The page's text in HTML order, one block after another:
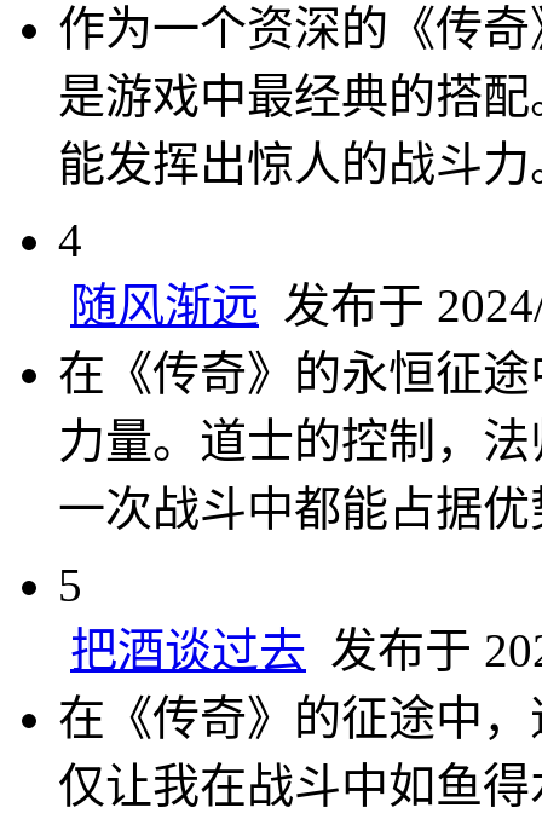
作为一个资深的《传
是游戏中最经典的搭
能发挥出惊人的战斗力
4
随风渐远 发布于
在《传奇》的永恒征
力量。道士的控制，
一次战斗中都能占据优
5
把酒谈过去 发布于
在《传奇》的征途中
仅让我在战斗中如鱼